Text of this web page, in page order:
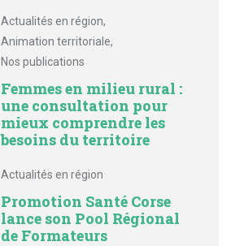
Actualités en région,
Animation territoriale,
Nos publications
Femmes en milieu rural :
une consultation pour
mieux comprendre les
besoins du territoire
Actualités en région
Promotion Santé Corse
lance son Pool Régional
de Formateurs